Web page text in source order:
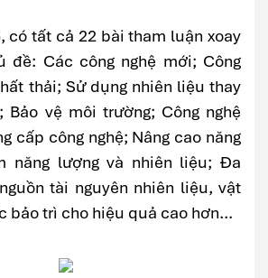
có tất cả 22 bài tham luận xoay
đề: Các công nghệ mới; Công
thải; Sử dụng nhiên liệu thay
Bảo vệ môi trường; Công nghệ
cấp công nghệ; Nâng cao năng
năng lượng và nhiên liệu; Đa
tài nguyên nhiên liệu, vật
bảo trì cho hiệu quả cao hơn...